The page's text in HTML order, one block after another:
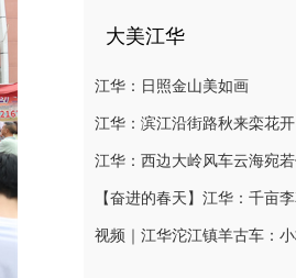
大美江华
江华：日照金山美如画
江华：滨江沿街路秋来栾花开
江华：西边大岭风车云海宛
【奋进的春天】江华：千亩
视频｜江华沱江镇羊古车：